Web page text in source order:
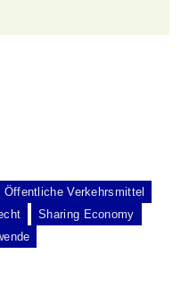
Öffentliche Verkehrsmittel
Sharing Economy